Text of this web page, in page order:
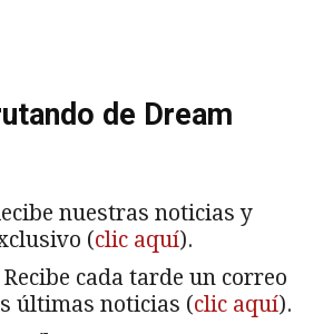
de Dream
nuestras noticias y
(clic aquí).
Recibe cada tarde un correo
últimas noticias (clic aquí).